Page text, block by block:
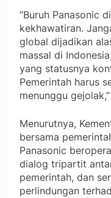
“Buruh Panasonic
kekhawatiran.
global dijadikan
massal di
yang statusnya
Pemerintah harus
menunggu
Menurutnya,
bersama
Panasonic
dialog tripartit
pemerintah, dan
perlindungan